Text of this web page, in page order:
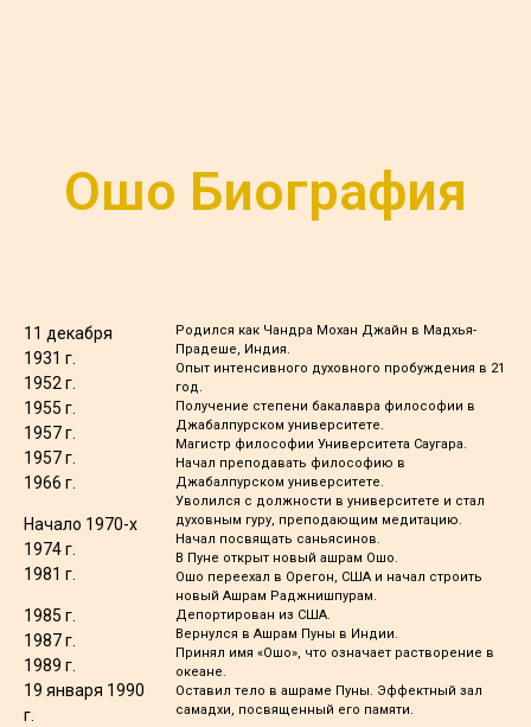
Ошо Биография
11 декабря
1931 г.
1952 г.
1955 г.
1957 г.
1957 г.
1966 г.
Начало 1970-х
1974 г.
1981 г.
1985 г.
1987 г.
1989 г.
19 января 1990
г.
Родился как Чандра Мохан Джайн в Мадхья-
Прадеше, Индия.
Опыт интенсивного духовного пробуждения в 21
год.
Получение степени бакалавра философии в
Джабалпурском университете.
Магистр философии Университета Саугара.
Начал преподавать философию в
Джабалпурском университете.
Уволился с должности в университете и стал
духовным гуру, преподающим медитацию.
Начал посвящать саньясинов.
В Пуне открыт новый ашрам Ошо.
Ошо переехал в Орегон, США и начал строить
новый Ашрам Раджнишпурам.
Депортирован из США.
Вернулся в Ашрам Пуны в Индии.
Принял имя «Ошо», что означает растворение в
океане.
Оставил тело в ашраме Пуны. Эффектный зал
самадхи, посвященный его памяти.